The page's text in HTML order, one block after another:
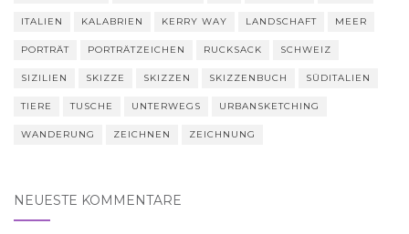
ITALIEN KALABRIEN KERRY WAY LANDSCHAFT MEER
PORTRÄT PORTRÄTZEICHEN RUCKSACK SCHWEIZ
SIZILIEN SKIZZE SKIZZEN SKIZZENBUCH SÜDITALIEN
TIERE TUSCHE UNTERWEGS URBANSKETCHING
WANDERUNG ZEICHNEN ZEICHNUNG
NEUESTE KOMMENTARE